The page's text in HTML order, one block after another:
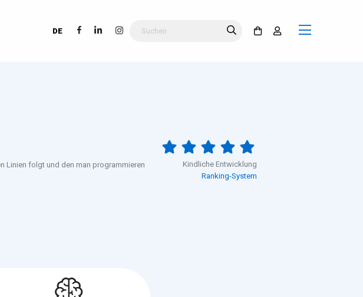
DE
Linien folgt und den man programmieren
Kindliche Entwicklung
Ranking-System